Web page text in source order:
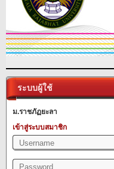
ระบบผู้ใช้
ม.ราชภัฏยะลา
เข้าสู่ระบบสมาชิก